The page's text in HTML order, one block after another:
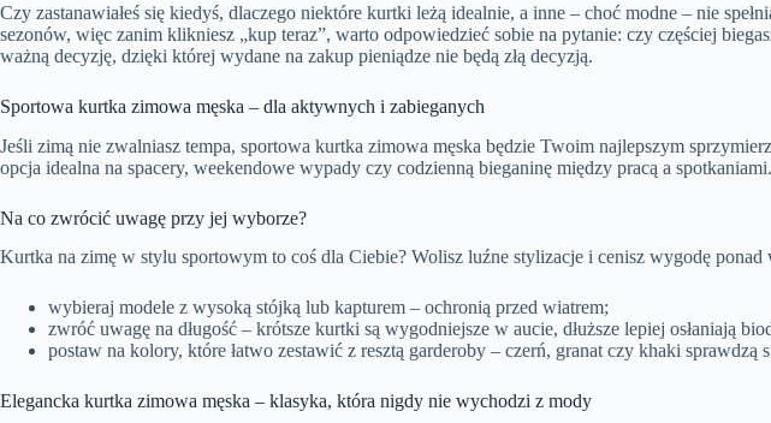
Czy zastanawiałeś się kiedyś, dlaczego niektóre kurtki leżą idealnie, a inne – choć modne – nie
sezonów, więc zanim klikniesz „kup teraz”, warto odpowiedzieć sobie na pytanie: czy częściej
ważną decyzję, dzięki której wydane na zakup pieniądze nie będą złą decyzją.
Sportowa kurtka zimowa męska – dla aktywnych i zabieganych
Jeśli zimą nie zwalniasz tempa, sportowa kurtka zimowa męska będzie Twoim najlepszym
opcja idealna na spacery, weekendowe wypady czy codzienną bieganinę między pracą a spotkaniami.
Na co zwrócić uwagę przy jej wyborze?
Kurtka na zimę w stylu sportowym to coś dla Ciebie? Wolisz luźne stylizacje i cenisz wygodę ponad
wybieraj modele z wysoką stójką lub kapturem – ochronią przed wiatrem;
zwróć uwagę na długość – krótsze kurtki są wygodniejsze w aucie, dłuższe lepiej osłaniają
postaw na kolory, które łatwo zestawić z resztą garderoby – czerń, granat czy khaki sprawdzą
Elegancka kurtka zimowa męska – klasyka, która nigdy nie wychodzi z mody